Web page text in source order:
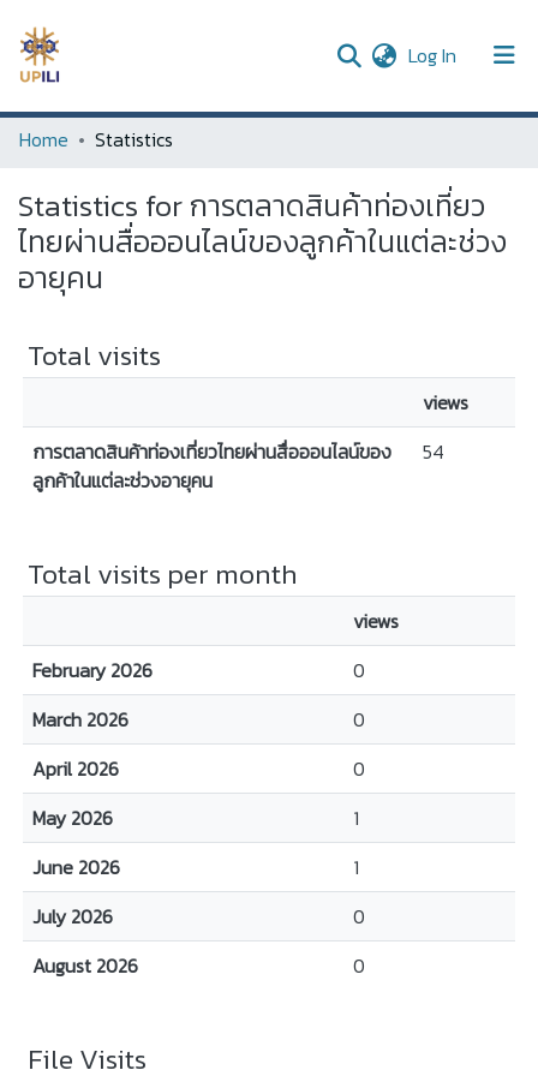
Log In (current)
UPDC
All of DSpace
Home Statistics
Statistics for การตลาดสินค้าท่องเที่ยว
ไทยผ่านสื่อออนไลน์ของลูกค้าในแต่ละช่วง
อายุคน
Total visits
views
การตลาดสินค้าท่องเที่ยวไทยผ่านสื่อออนไลน์ของ
ลูกค้าในแต่ละช่วงอายุคน
54
Total visits per month
views
February 2026
0
March 2026
0
April 2026
0
May 2026
1
June 2026
1
July 2026
0
August 2026
0
File Visits